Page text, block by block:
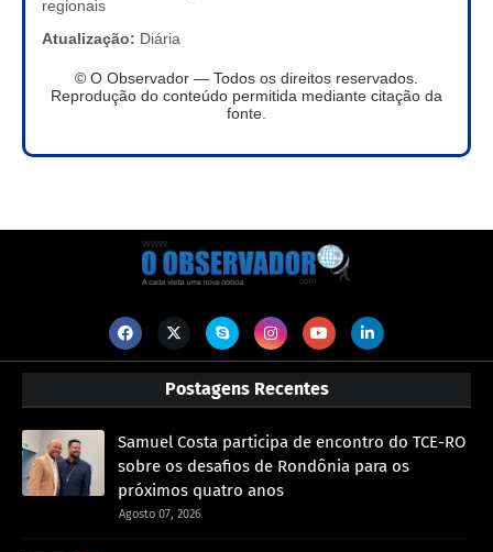
regionais
Atualização: Diária
© O Observador — Todos os direitos reservados.
Reprodução do conteúdo permitida mediante citação da
fonte.
Postagens Recentes
Samuel Costa participa de encontro do TCE-RO
sobre os desafios de Rondônia para os
próximos quatro anos
Agosto 07, 2026